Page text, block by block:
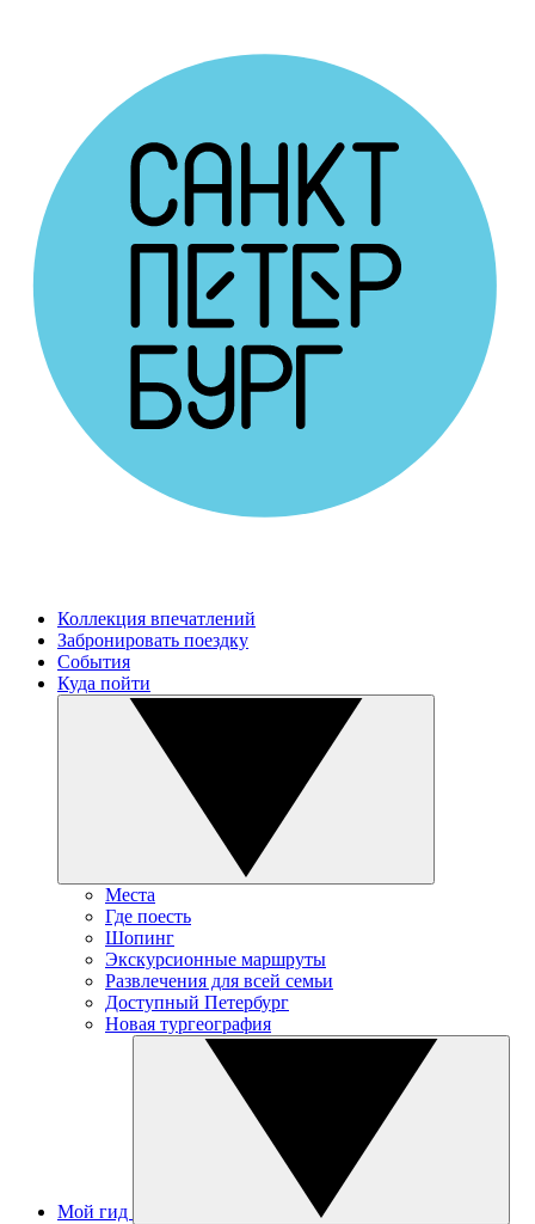
Коллекция впечатлений
Забронировать поездку
События
Куда пойти
Места
Где поесть
Шопинг
Экскурсионные маршруты
Развлечения для всей семьи
Доступный Петербург
Новая тургеография
Мой гид